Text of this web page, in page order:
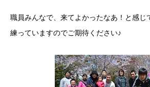
職員みんなで、来てよかったなあ！と感じ
練っていますのでご期待ください♪